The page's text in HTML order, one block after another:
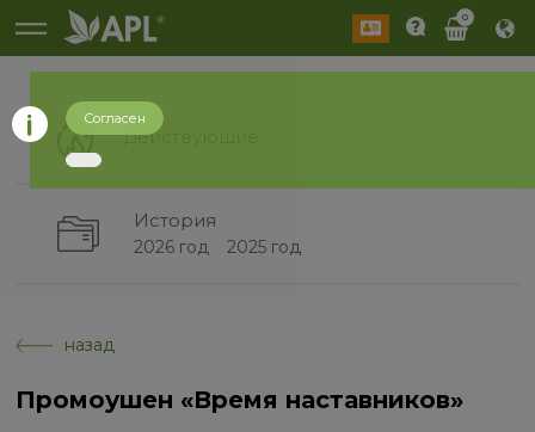
0
Действующие
История
2026 год 2025 год
назад
Промоушен «Время наставников»
Согласен